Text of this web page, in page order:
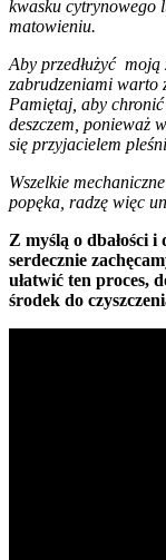
kwasku cytrynowego
matowieniu.
Aby przedłużyć
zabrudzeniami warto
Pamiętaj, aby
deszczem, ponieważ
się przyjacielem
Wszelkie
popęka, radzę więc
Z myślą o dbałości
serdecznie
ułatwić ten proces,
środek do